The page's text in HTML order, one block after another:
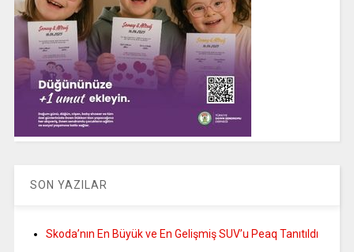
SON YAZILAR
Skoda’nın En Büyük ve En Gelişmiş SUV’u Peaq Tanıtıldı